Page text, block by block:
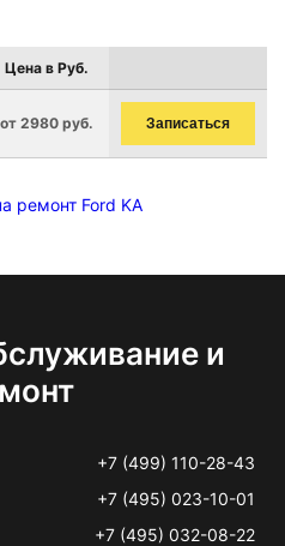
Цена в Руб.
от 2980 руб. Записаться
ремонт Ford KA
и
+7 (499) 110-28-43
+7 (495) 023-10-01
+7 (495) 032-08-22